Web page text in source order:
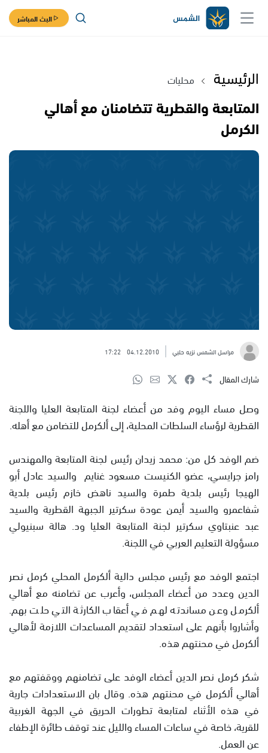
البث المباشر
الرئيسية محليات
المتابعة والقطرية تتضامنان مع أهالي
الكرمل
مراسل الشمس نزيه حلبي 04.12.2010
17:22
شارك المقال
وصل مساء اليوم وفد من أعضاء لجنة المتابعة العليا واللجنة
القطرية لرؤساء السلطات المحلية، إلى ألكرمل للتضامن مع أهله.
ضم الوفد كل من: محمد زيدان رئيس لجنة المتابعة والمهندس
رامز جرايسي، عضو الكنيست مسعود غنايم والسيد عادل أبو
الهيجا رئيس بلدية طمرة والسيد ناهض خازم رئيس بلدية
شفاعمرو والسيد أيمن عودة سكرتير الجبهة القطرية والسيد
عبد عنبتاوي سكرتير لجنة المتابعة العليا ود. هالة سبنيولي
مسؤولة التعليم العربي في اللجنة.
اجتمع الوفد مع رئيس مجلس دالية ألكرمل المحلي كرمل نصر
الدين وعدد من أعضاء المجلس، وأعرب عن تضامنه مع أهالي
ألكرمل وعن مساندته لهم في أعقاب الكارثة التي حلت بهم.
وأشاروا بأنهم على استعداد لتقديم المساعدات اللازمة لأهالي
ألكرمل في محنتهم هذه.
شكر كرمل نصر الدين أعضاء الوفد على تضامنهم ووقفتهم مع
أهالي ألكرمل في محنتهم هذه. وقال بان الاستعدادات جارية
في هذه الأثناء لمتابعة تطورات الحريق في الجهة الغربية
للقرية، خاصة في ساعات المساء والليل عند توقف طائرة الإطفاء
عن العمل.